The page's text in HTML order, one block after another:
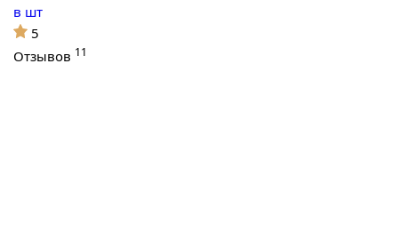
в шт
5
Отзывов 11